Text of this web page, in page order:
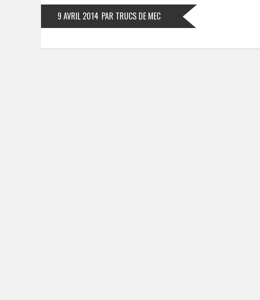
9 AVRIL 2014 PAR TRUCS DE MEC